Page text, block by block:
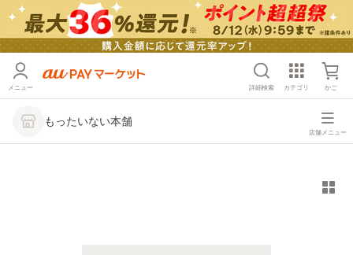
メニュー 詳細検索 カテゴリ かご
もったいない本舗
店舗メニュー